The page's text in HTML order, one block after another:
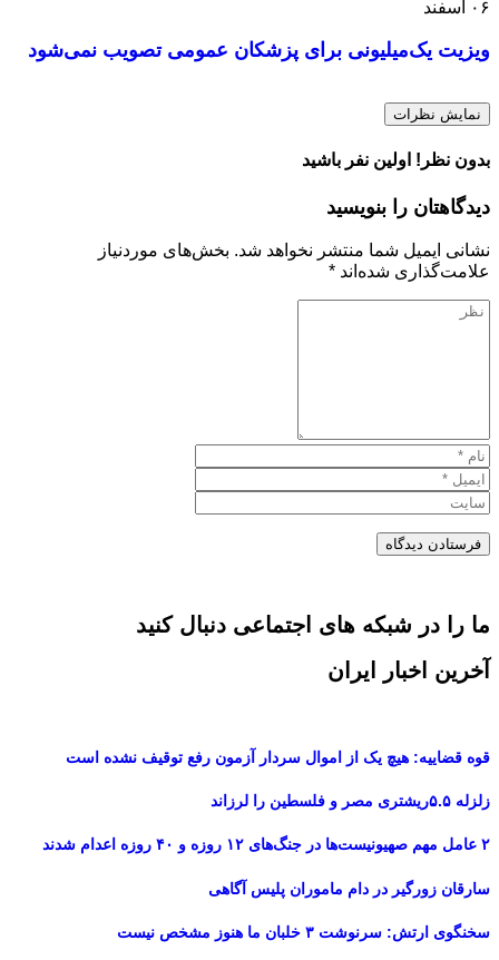
۰۶ اسفند
ویزیت یک‌میلیونی برای پزشکان عمومی تصویب نمی‌شود
نمایش نظرات
بدون نظر! اولین نفر باشید
دیدگاهتان را بنویسید
نشانی ایمیل شما منتشر نخواهد شد. بخش‌های موردنیاز
علامت‌گذاری شده‌اند *
ما را در شبکه های اجتماعی دنبال کنید
آخرین اخبار ایران
قوه قضاییه: هیچ یک از اموال سردار آزمون رفع توقیف نشده است
زلزله ۵.۵ریشتری مصر و فلسطین را لرزاند
۲ عامل مهم صهیونیست‌ها در جنگ‌های ۱۲ روزه و ۴۰ روزه اعدام شدند
سارقان زورگیر در دام ماموران پلیس آگاهی
سخنگوی ارتش: سرنوشت ۳ خلبان ما هنوز مشخص نیست